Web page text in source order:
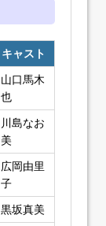
キャスト
山口馬木
也
川島なお
美
広岡由里
子
黒坂真美